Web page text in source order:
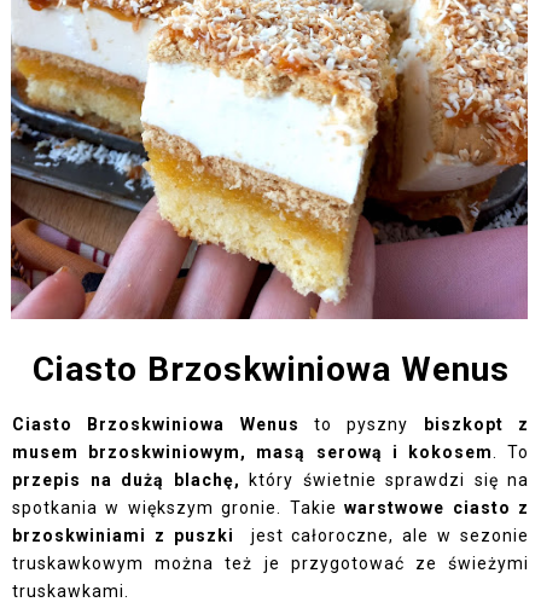
Ciasto Brzoskwiniowa Wenus
Ciasto Brzoskwiniowa Wenus to pyszny biszkopt z
musem brzoskwiniowym, masą serową i kokosem
. To
przepis na dużą blachę, który świetnie sprawdzi się na
spotkania w większym gronie. Takiewarstwowe ciasto z
brzoskwiniami z puszki
jest całoroczne, ale w sezonie
truskawkowym można też je przygotować ze świeżymi
truskawkami.